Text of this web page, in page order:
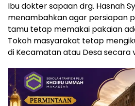
Ibu dokter sapaan drg. Hasnah
menambahkan agar persiapan
tamu tetap memakai pakaian
Tokoh masyarakat tetap
di Kecamatan atau Desa secara